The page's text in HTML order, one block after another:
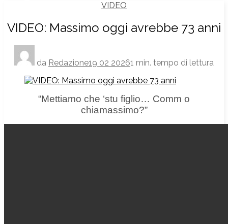
VIDEO
VIDEO: Massimo oggi avrebbe 73 anni
da Redazione19 02 20261 min. tempo di lettura
“Mettiamo che ‘stu figlio… Comm o
chiamassimo?”